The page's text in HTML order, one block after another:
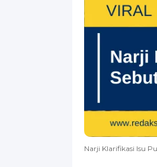
Narji Klarifikasi Isu